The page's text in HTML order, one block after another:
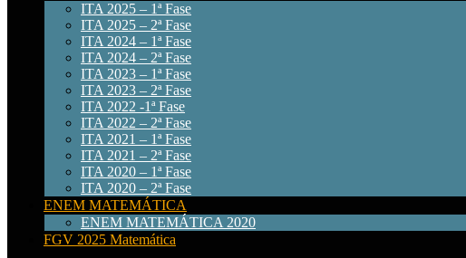
ITA 2025 – 1ª Fase
ITA 2025 – 2ª Fase
ITA 2024 – 1ª Fase
ITA 2024 – 2ª Fase
ITA 2023 – 1ª Fase
ITA 2023 – 2ª Fase
ITA 2022 -1ª Fase
ITA 2022 – 2ª Fase
ITA 2021 – 1ª Fase
ITA 2021 – 2ª Fase
ITA 2020 – 1ª Fase
ITA 2020 – 2ª Fase
ENEM MATEMÁTICA
ENEM MATEMÁTICA 2020
FGV 2025 Matemática